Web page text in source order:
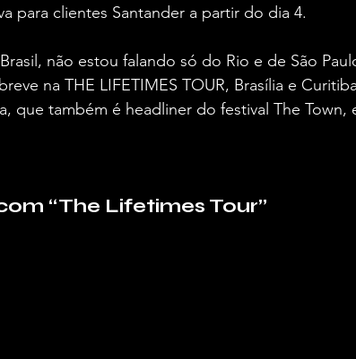
para clientes Santander a partir do dia 4.
não estou falando só do Rio e de São
na THE LIFETIMES TOUR, Brasília e
que também é headliner do festival The Town,
“The Lifetimes Tour”